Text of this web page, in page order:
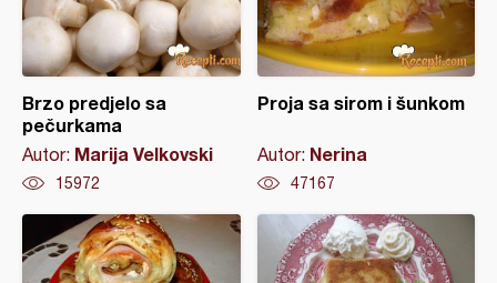
Brzo predjelo sa
pečurkama
Autor: Marija Velkovski
15972
Proja sa sirom i šunkom
Autor: Nerina
47167